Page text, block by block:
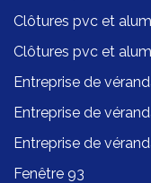
Clôtures pvc et
Clôtures pvc et
Entreprise de
Entreprise de
Entreprise de
Fenêtre 93